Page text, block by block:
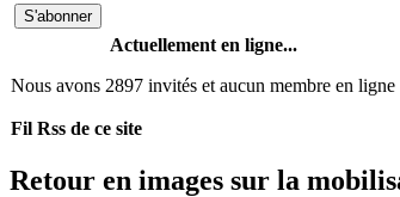
Actuellement en ligne...
Nous avons 2897 invités et aucun membre en ligne
Fil Rss de ce site
Retour en images sur la